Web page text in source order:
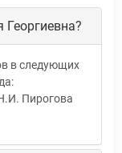
в следующих
Пирогова